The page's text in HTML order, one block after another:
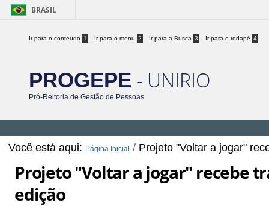
BRASIL
Ir para o conteúdo 1 Ir para o menu 2 Ir para a Busca 3 Ir para o rodapé 4
PROGEPE - UNIRIO
Pró-Reitoria de Gestão de Pessoas
Você está aqui: Página Inicial / Projeto "Voltar a jogar"
Projeto "Voltar a jogar" recebe
edição